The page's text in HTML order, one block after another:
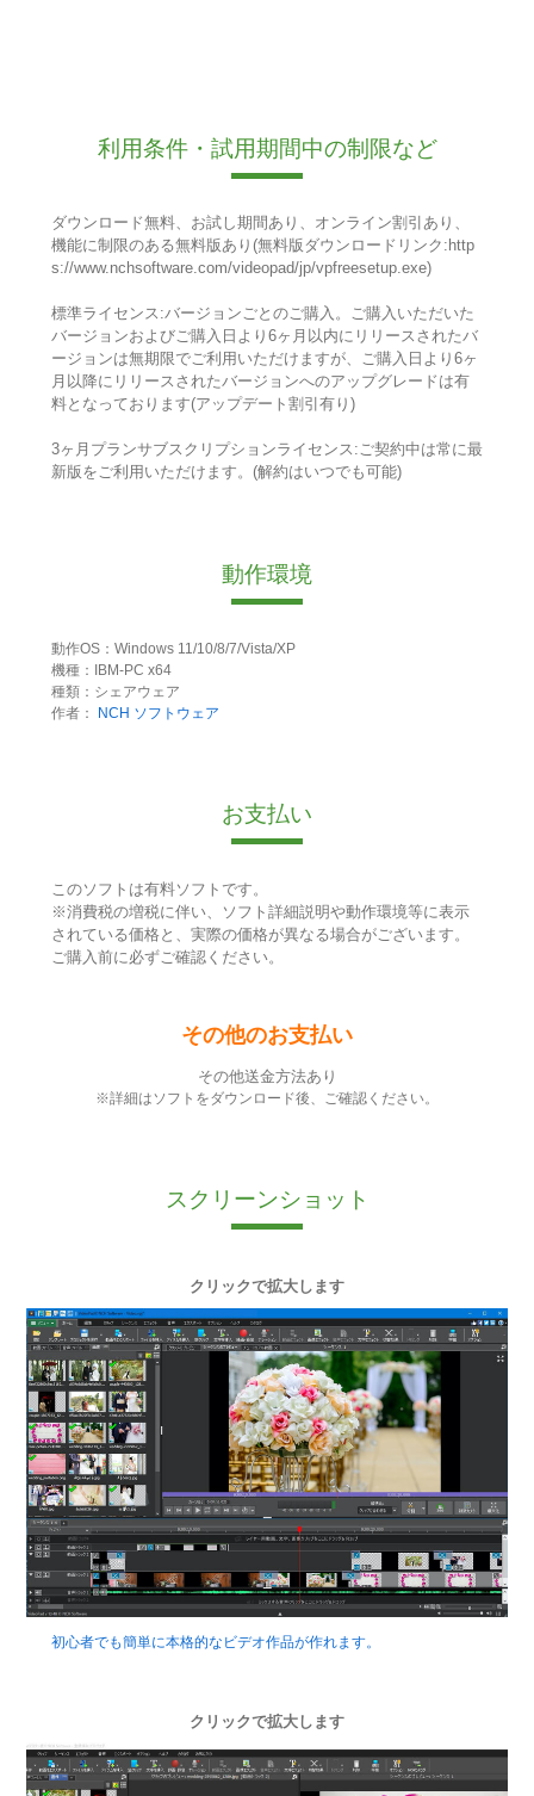
利用条件・試用期間中の制限など
ダウンロード無料、お試し期間あり、オンライン割引あり、
機能に制限のある無料版あり(無料版ダウンロードリンク:http
s://www.nchsoftware.com/videopad/jp/vpfreesetup.exe)
標準ライセンス:バージョンごとのご購入。ご購入いただいた
バージョンおよびご購入日より6ヶ月以内にリリースされたバ
ージョンは無期限でご利用いただけますが、ご購入日より6ヶ
月以降にリリースされたバージョンへのアップグレードは有
料となっております(アップデート割引有り)
3ヶ月プランサブスクリプションライセンス:ご契約中は常に最
新版をご利用いただけます。(解約はいつでも可能)
動作環境
動作OS：Windows 11/10/8/7/Vista/XP
機種：IBM-PC x64
種類：シェアウェア
作者：
NCH ソフトウェア
お支払い
このソフトは有料ソフトです。
※消費税の増税に伴い、ソフト詳細説明や動作環境等に表示
されている価格と、実際の価格が異なる場合がございます。
ご購入前に必ずご確認ください。
その他のお支払い
その他送金方法あり
※詳細はソフトをダウンロード後、ご確認ください。
スクリーンショット
クリックで拡大します
初心者でも簡単に本格的なビデオ作品が作れます。
クリックで拡大します